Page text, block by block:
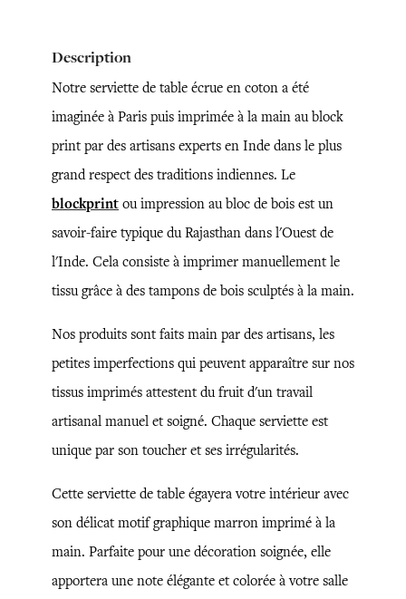
Description
Notre serviette de table écrue en coton a été
imaginée à Paris puis imprimée à la main au block
print par des artisans experts en Inde dans le plus
grand respect des traditions indiennes. Le
blockprint ou impression au bloc de bois est un
savoir-faire typique du Rajasthan dans l'Ouest de
l'Inde. Cela consiste à imprimer manuellement le
tissu grâce à des tampons de bois sculptés à la main.
Nos produits sont faits main par des artisans, les
petites imperfections qui peuvent apparaître sur nos
tissus imprimés attestent du fruit d'un travail
artisanal manuel et soigné. Chaque serviette est
unique par son toucher et ses irrégularités.
Cette serviette de table égayera votre intérieur avec
son délicat motif graphique marron imprimé à la
main. Parfaite pour une décoration soignée, elle
apportera une note élégante et colorée à votre salle